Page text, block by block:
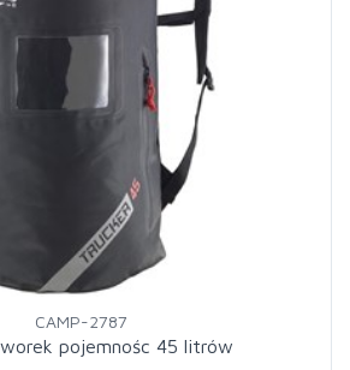
CAMP-2787
pojemnośc 45 litrów